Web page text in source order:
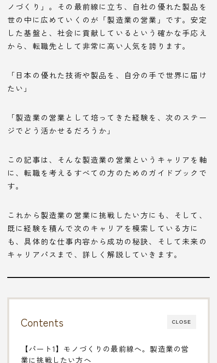
ノづくり」。その最前線に立ち、自社の優れた製品を
世の中に広めていくのが「製造業の営業」です。安定
した基盤と、社会に貢献しているという確かな手応え
から、転職先として非常に高い人気を誇ります。
「日本の優れた技術や製品を、自分の手で世界に届け
たい」
「製造業の営業として培ってきた経験を、次のステー
ジでどう活かせるだろうか」
この記事は、そんな製造業の営業というキャリアを軸
に、転職を考えるすべての方のためのガイドブックで
す。
これから製造業の営業に挑戦したい方にも、そして、
既に経験を積んで次のキャリアを模索している方に
も、具体的な仕事内容から成功の秘訣、そして未来の
キャリアパスまで、詳しく解説していきます。
CLOSE
Contents
【パート1】モノづくりの最前線へ。製造業の営
業に挑戦したい方へ